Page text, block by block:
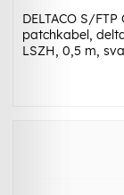
DELTACO S/FTP
patchkabel,
LSZH, 0,5 m,